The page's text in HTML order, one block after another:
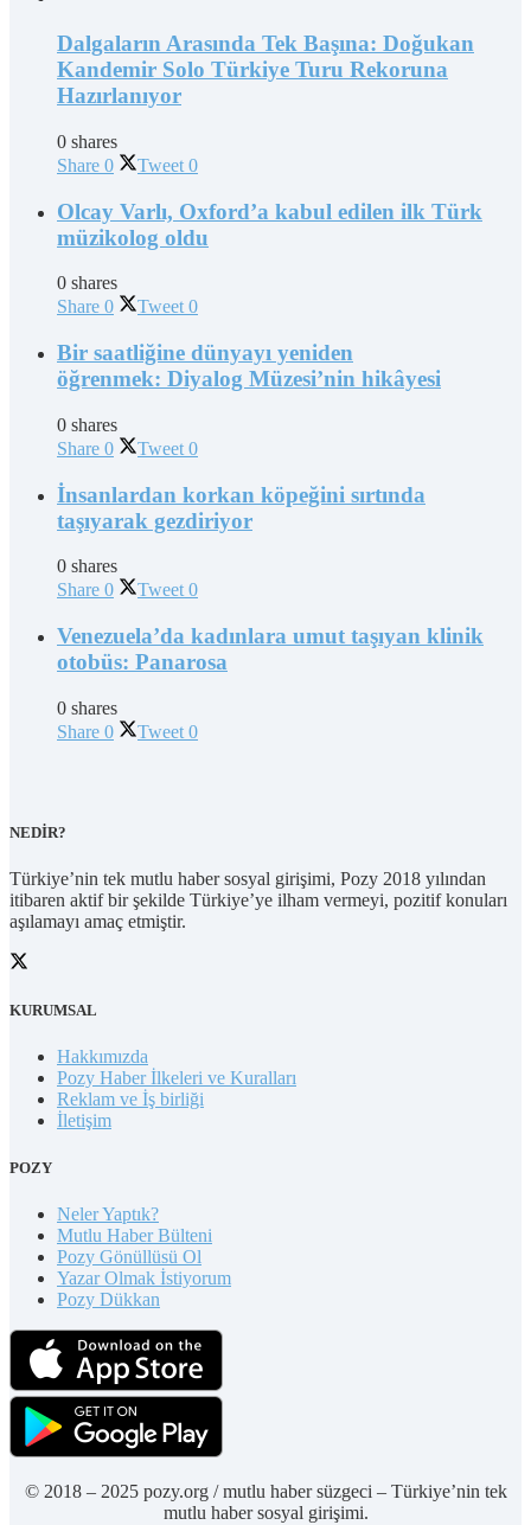
Dalgaların Arasında Tek Başına: Doğukan
Kandemir Solo Türkiye Turu Rekoruna
Hazırlanıyor
0 shares
Share 0 Tweet 0
Olcay Varlı, Oxford’a kabul edilen ilk Türk
müzikolog oldu
0 shares
Share 0 Tweet 0
Bir saatliğine dünyayı yeniden
öğrenmek: Diyalog Müzesi’nin hikâyesi
0 shares
Share 0 Tweet 0
İnsanlardan korkan köpeğini sırtında
taşıyarak gezdiriyor
0 shares
Share 0 Tweet 0
Venezuela’da kadınlara umut taşıyan klinik
otobüs: Panarosa
0 shares
Share 0 Tweet 0
NEDİR?
Türkiye’nin tek mutlu haber sosyal girişimi, Pozy 2018 yılından
itibaren aktif bir şekilde Türkiye’ye ilham vermeyi, pozitif konuları
aşılamayı amaç etmiştir.
KURUMSAL
Hakkımızda
Pozy Haber İlkeleri ve Kuralları
Reklam ve İş birliği
İletişim
POZY
Neler Yaptık?
Mutlu Haber Bülteni
Pozy Gönüllüsü Ol
Yazar Olmak İstiyorum
Pozy Dükkan
© 2018 – 2025 pozy.org / mutlu haber süzgeci – Türkiye’nin tek
mutlu haber sosyal girişimi.